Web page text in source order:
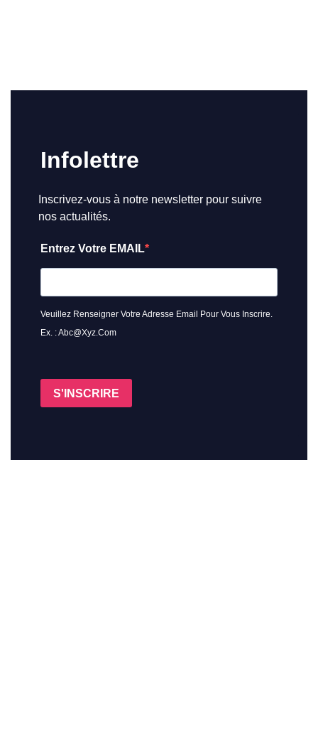
Infolettre
Inscrivez-vous à notre newsletter pour suivre
nos actualités.
Entrez Votre EMAIL
Veuillez Renseigner Votre Adresse Email Pour Vous Inscrire.
Ex. : Abc@xyz.com
S'INSCRIRE